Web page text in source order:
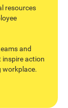
resources
and
action
workplace.